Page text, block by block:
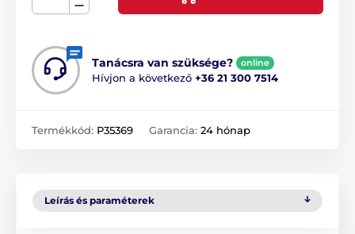
Tanácsra van szüksége? online
Hívjon a következő +36 21 300 7514
Termékkód: P35369 Garancia: 24 hónap
Leírás és paraméterek